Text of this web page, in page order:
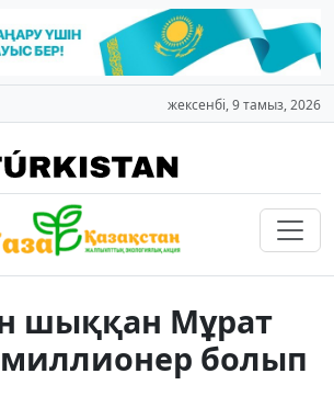
жексенбі, 9 тамыз, 2026
шыққан Мұрат
болып